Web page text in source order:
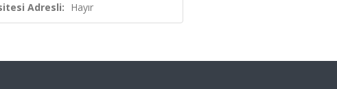
Adresli: Hayır